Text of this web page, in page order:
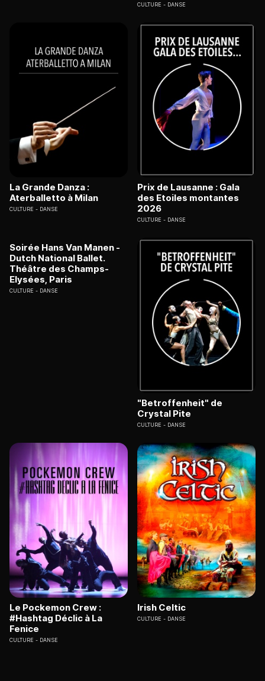
CULTURE DANSE
La Grande Danza :
Aterballetto à Milan
CULTURE DANSE
Prix de Lausanne : Gala
des Etoiles montantes
2026
CULTURE DANSE
Soirée Hans Van Manen -
Dutch National Ballet.
Théâtre des Champs-
Elysées, Paris
CULTURE DANSE
"Betroffenheit" de
Crystal Pite
CULTURE DANSE
Le Pockemon Crew :
#Hashtag Déclic à La
Fenice
CULTURE DANSE
Irish Celtic
CULTURE DANSE